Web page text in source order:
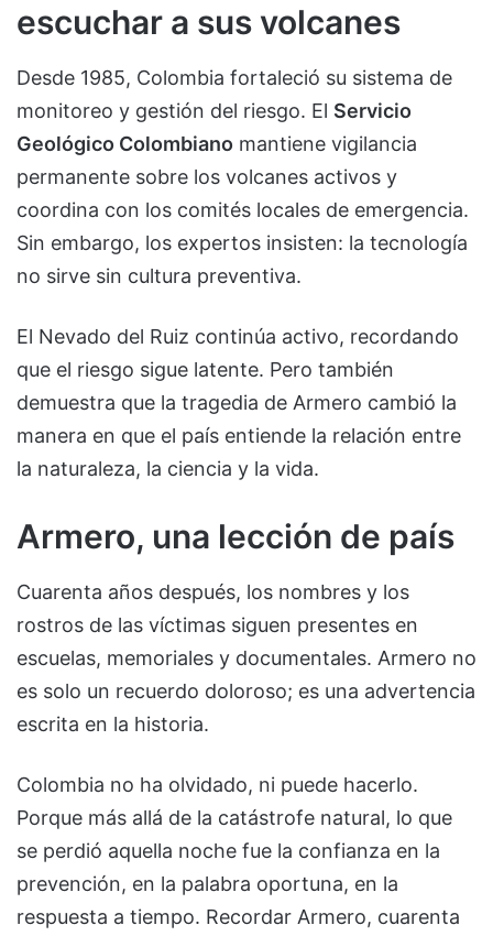
escuchar a sus volcanes
Desde 1985, Colombia fortaleció su sistema de
monitoreo y gestión del riesgo. El Servicio
Geológico Colombiano mantiene vigilancia
permanente sobre los volcanes activos y
coordina con los comités locales de emergencia.
Sin embargo, los expertos insisten: la tecnología
no sirve sin cultura preventiva.
El Nevado del Ruiz continúa activo, recordando
que el riesgo sigue latente. Pero también
demuestra que la tragedia de Armero cambió la
manera en que el país entiende la relación entre
la naturaleza, la ciencia y la vida.
Armero, una lección de país
Cuarenta años después, los nombres y los
rostros de las víctimas siguen presentes en
escuelas, memoriales y documentales. Armero no
es solo un recuerdo doloroso; es una advertencia
escrita en la historia.
Colombia no ha olvidado, ni puede hacerlo.
Porque más allá de la catástrofe natural, lo que
se perdió aquella noche fue la confianza en la
prevención, en la palabra oportuna, en la
respuesta a tiempo. Recordar Armero, cuarenta